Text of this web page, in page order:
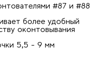
#87 и #88
более удобный
оконтовывания
5,5 - 9 мм